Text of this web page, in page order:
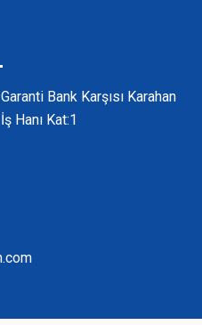
Bank Karşısı Karahan
Hanı Kat:1